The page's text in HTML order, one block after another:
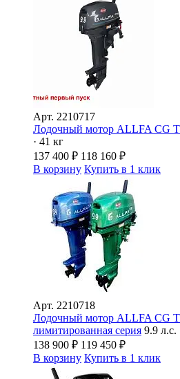
Арт. 2210717
Лодочный мотор ALLFA CG
· 41 кг
137 400 ₽ 118 160 ₽
В корзину Купить в 1 клик
Арт. 2210718
Лодочный мотор ALLFA CG
лимитированная серия 9.9 л.с.
138 900 ₽ 119 450 ₽
В корзину Купить в 1 клик